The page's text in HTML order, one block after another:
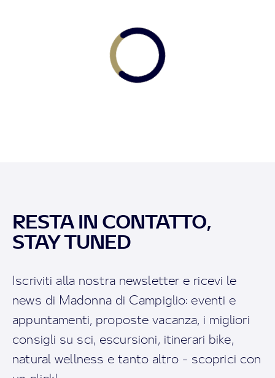
RESTA IN CONTATTO,
STAY TUNED
Iscriviti alla nostra newsletter e ricevi le
news di Madonna di Campiglio: eventi e
appuntamenti, proposte vacanza, i migliori
consigli su sci, escursioni, itinerari bike,
natural wellness e tanto altro - scoprici con